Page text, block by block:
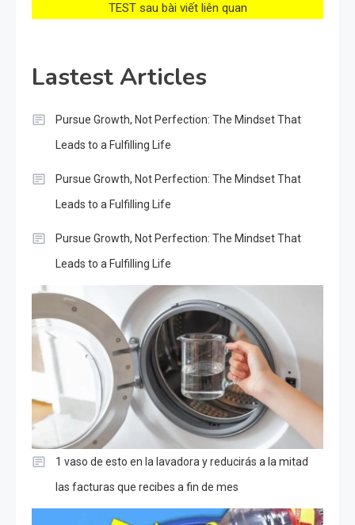
TEST sau bài viết liên quan
Lastest Articles
Pursue Growth, Not Perfection: The Mindset That
Leads to a Fulfilling Life
Pursue Growth, Not Perfection: The Mindset That
Leads to a Fulfilling Life
Pursue Growth, Not Perfection: The Mindset That
Leads to a Fulfilling Life
1 vaso de esto en la lavadora y reducirás a la mitad
las facturas que recibes a fin de mes